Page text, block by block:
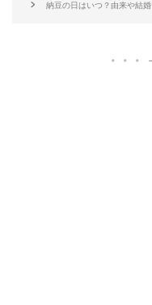
納豆の日はいつ？由来や結